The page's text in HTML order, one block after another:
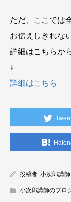
ただ、ここでは
お伝えしきれな
詳細はこちらか
↓
詳細はこちら
投稿者: 小次郎講師
小次郎講師のブロ